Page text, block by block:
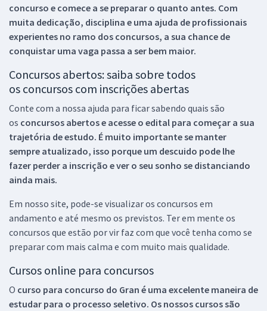
concurso e comece a se preparar o quanto antes. Com
muita dedicação, disciplina e uma ajuda de profissionais
experientes no ramo dos concursos, a sua chance de
conquistar uma vaga passa a ser bem maior.
Concursos abertos: saiba sobre todos
os concursos com inscrições abertas
Conte com a nossa ajuda para ficar sabendo quais são
os concursos abertos e acesse o edital para começar a sua
trajetória de estudo. É muito importante se manter
sempre atualizado, isso porque um descuido pode lhe
fazer perder a inscrição e ver o seu sonho se distanciando
ainda mais.
Em nosso site, pode-se visualizar os concursos em
andamento e até mesmo os previstos. Ter em mente os
concursos que estão por vir faz com que você tenha como se
preparar com mais calma e com muito mais qualidade.
Cursos online para concursos
O curso para concurso do Gran é uma excelente maneira de
estudar para o processo seletivo. Os nossos cursos são